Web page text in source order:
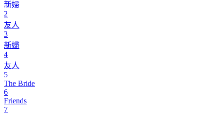
新婦
2
友人
3
新婦
4
友人
5
The Bride
6
Friends
7